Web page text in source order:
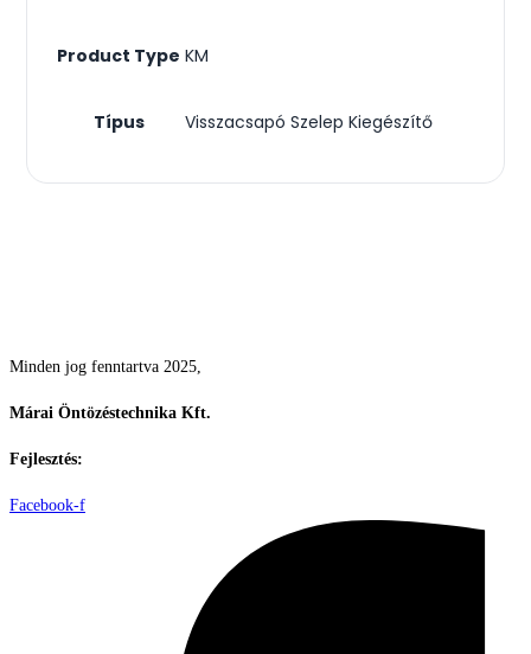
Product Type KM
Típus Visszacsapó Szelep Kiegészítő
Minden jog fenntartva 2025,
Márai Öntözéstechnika Kft.
Fejlesztés:
Facebook-f